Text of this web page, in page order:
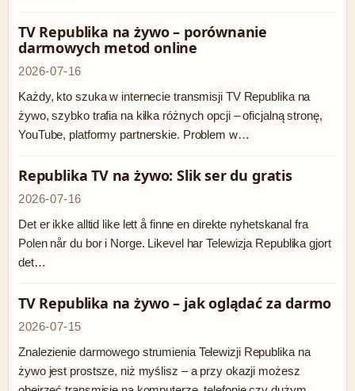
TV Republika na żywo – porównanie
darmowych metod online
2026-07-16
Każdy, kto szuka w internecie transmisji TV Republika na
żywo, szybko trafia na kilka różnych opcji – oficjalną stronę,
YouTube, platformy partnerskie. Problem w…
Republika TV na żywo: Slik ser du gratis
2026-07-16
Det er ikke alltid like lett å finne en direkte nyhetskanal fra
Polen når du bor i Norge. Likevel har Telewizja Republika gjort
det…
TV Republika na żywo – jak oglądać za darmo
2026-07-15
Znalezienie darmowego strumienia Telewizji Republika na
żywo jest prostsze, niż myślisz – a przy okazji możesz